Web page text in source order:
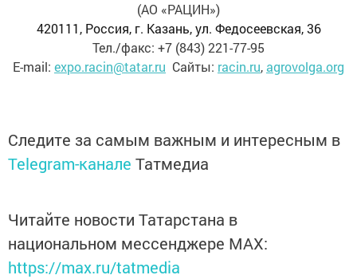
(АО «РАЦИН»)
420111, Россия, г. Казань, ул. Федосеевская, 36
Тел./факс: +7 (843) 221-77-95
E-mail: expo.racin@tatar.ru Сайты: racin.ru,agrovolga.org
Следите за самым важным и интересным в
Telegram-канале Татмедиа
Читайте новости Татарстана в
национальном мессенджере MАХ:
https://max.ru/tatmedia